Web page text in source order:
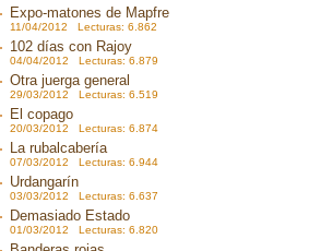
Expo-matones de Mapfre
11/04/2012 Lecturas: 6.862
102 días con Rajoy
04/04/2012 Lecturas: 6.879
Otra juerga general
29/03/2012 Lecturas: 6.519
El copago
20/03/2012 Lecturas: 6.874
La rubalcabería
07/03/2012 Lecturas: 6.944
Urdangarín
03/03/2012 Lecturas: 6.637
Demasiado Estado
01/03/2012 Lecturas: 6.820